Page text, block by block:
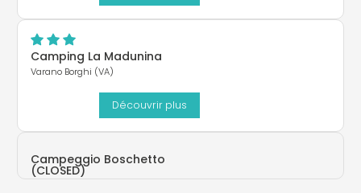
Camping La Madunina
Varano Borghi (VA)
Découvrir plus
Campeggio Boschetto
(CLOSED)